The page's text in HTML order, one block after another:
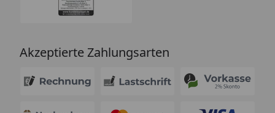
Akzeptierte Zahlungsarten